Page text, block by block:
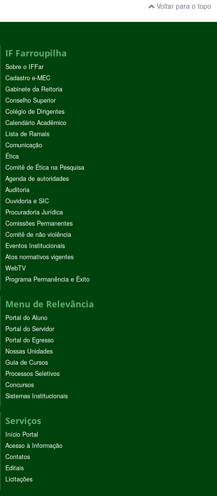
Voltar para o topo
IF Farroupilha
Sobre o IFFar
Cadastro e-MEC
Gabinete da Reitoria
Conselho Superior
Colégio de Dirigentes
Calendário Acadêmico
Lista de Ramais
Comunicação
Ética
Comitê de Ética na Pesquisa
Agenda de autoridades
Auditoria
Ouvidoria e SIC
Procuradoria Jurídica
Comissões Permanentes
Comitê de não violência
Eventos Institucionais
Atos normativos vigentes
WebTV
Programa Permanência e Êxito
Menu de Relevância
Portal do Aluno
Portal do Servidor
Portal do Egresso
Nossas Unidades
Guia de Cursos
Processos Seletivos
Concursos
Sistemas Institucionais
Serviços
Início Portal
Acesso à Informação
Contatos
Editais
Licitações